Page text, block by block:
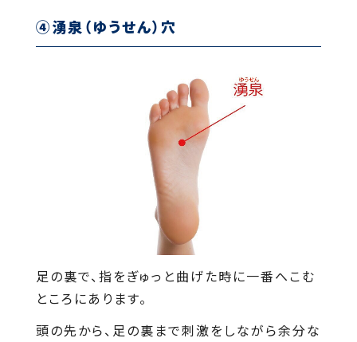
④湧泉（ゆうせん）穴
足の裏で、指をぎゅっと曲げた時に一番へこむ
ところにあります。
頭の先から、足の裏まで刺激をしながら余分な